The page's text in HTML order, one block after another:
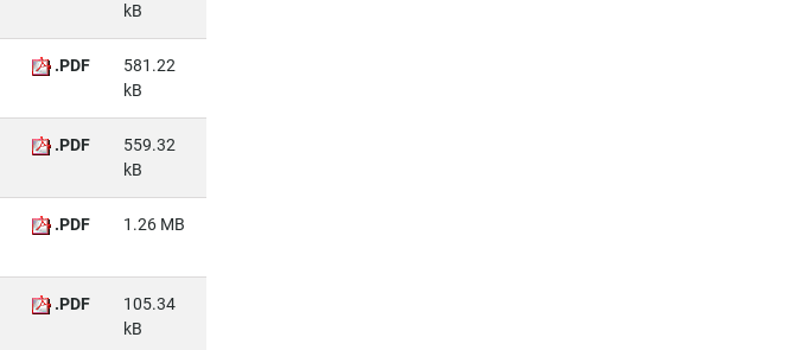
kB
.PDF
581.22
kB
.PDF
559.32
kB
.PDF 1.26 MB
.PDF
105.34
kB